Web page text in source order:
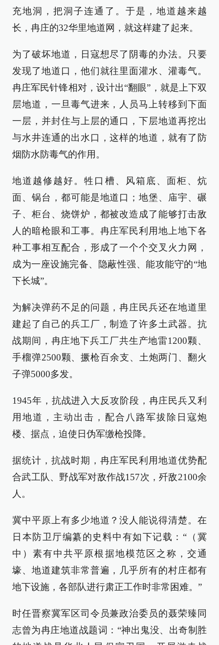
充地洞，把洞子连通了。于是，地道越来越
长，冉庄的32华里地道网，就这样建了起来。
为了破坏地道，日寇想尽了阴毒的办法。只要
发现了地道口，他们就往里面灌水、灌毒气。
冉庄军民针锋相对，设计出“翻眼”，就是上下双
层地道，一旦毒气进来，人员马上转移到下面
一层，并封住与上层的通口，下层地道再挖出
与水井连通的出水口，这样的地道，就有了防
烟防水防毒气的作用。
地道越修越好。牲口槽、风箱底、面柜、炕
面、锅台，都可能是地道口；地堡、庙宇、碾
子、柜台、烧饼炉，都被改造成了能够打击敌
人的暗枪眼和工事。冉庄军民利用地上地下各
种工事相互配合，形成了一个个交叉火力网，
成为一座设施完备、隐蔽性强、能攻能守的“地
下长城”。
为解决弹药不足的问题，冉庄民兵还在地道里
建起了自己的兵工厂，制造了许多土武器。抗
战期间，冉庄地下兵工厂共生产地雷1200颗、
手榴弹2500颗、撅枪百余支、土炮两门、翻火
子弹5000多发。
1945年，抗战进入大反攻阶段，冉庄民兵又利
用地道，主动出击，配合八路军拔除日寇炮
楼、据点，迫使日伪军缴枪投降。
据统计，抗战时期，冉庄军民利用地道优势配
合武工队、野战军对敌作战157次，歼敌2100余
人。
冀中平原上有多少地道？没人能说得清楚。在
日本防卫厅编纂的史料中有如下记载：“（冀
中）素有中共平原根据地模范区之称，交通
壕、地道建筑非常普遍，几乎所有的村庄都有
地下设施，各部队进行肃正工作时非常困难。”
时任晋察冀军区司令员兼政治委员的聂荣臻同
志曾为冉庄地道战题词：“神出鬼没、出奇制胜